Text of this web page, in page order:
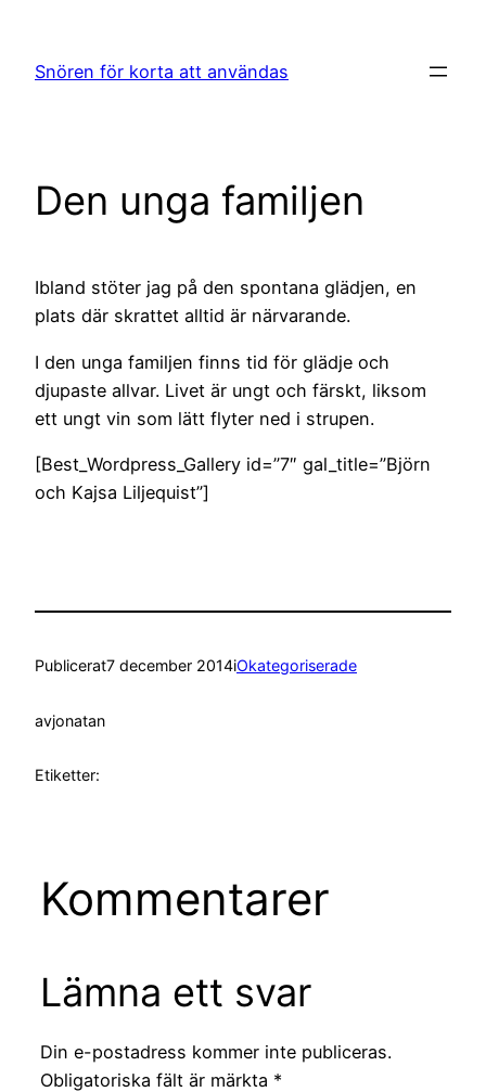
innehåll
Snören för korta att användas
Den unga familjen
Ibland stöter jag på den spontana glädjen, en
plats där skrattet alltid är närvarande.
I den unga familjen finns tid för glädje och
djupaste allvar. Livet är ungt och färskt, liksom
ett ungt vin som lätt flyter ned i strupen.
[Best_Wordpress_Gallery id=”7″ gal_title=”Björn
och Kajsa Liljequist”]
Publicerat7 december 2014iOkategoriserade
avjonatan
Etiketter:
Kommentarer
Lämna ett svar
Din e-postadress kommer inte publiceras.
Obligatoriska fält är märkta *